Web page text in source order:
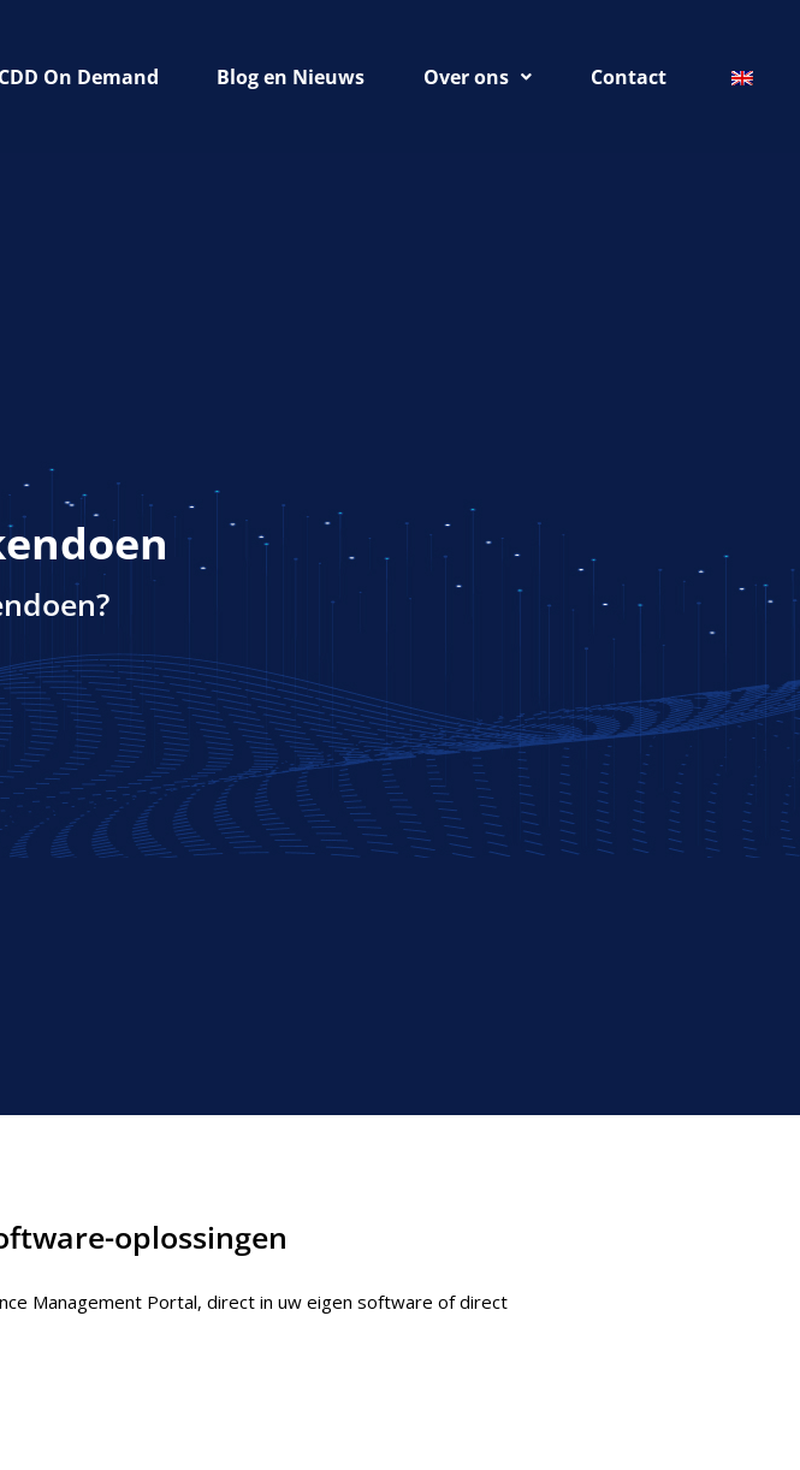
CDD On Demand Blog en Nieuws Over ons Contact
oplossingen
Management Portal, direct in uw eigen software of direct